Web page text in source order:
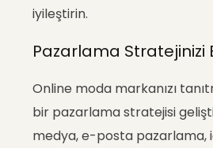
iyileştirin.
Pazarlama Stratejinizi
Online moda markanızı
bir pazarlama stratejisi
medya, e-posta pazarlama,